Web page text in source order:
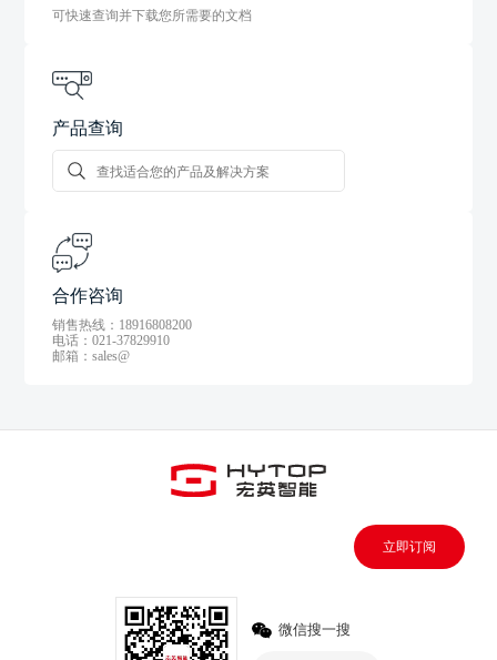
可快速查询并下载您所需要的文档
产品查询
合作咨询
销售热线：18916808200
电话：021-37829910
邮箱：sales@
立即订阅
微信搜一搜